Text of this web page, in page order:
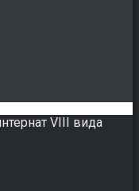
VIII вида